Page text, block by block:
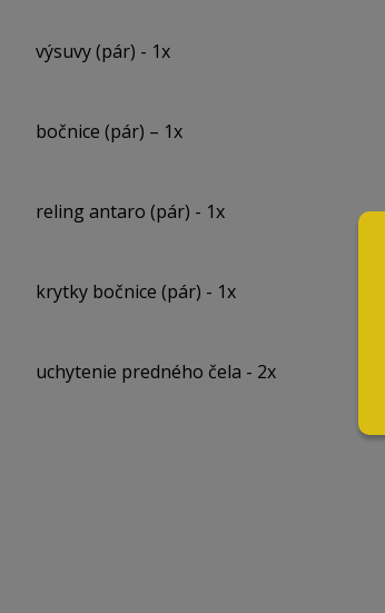
výsuvy (pár) - 1x
bočnice (pár) – 1x
reling antaro (pár) - 1x
krytky bočnice (pár) - 1x
uchytenie predného čela - 2x